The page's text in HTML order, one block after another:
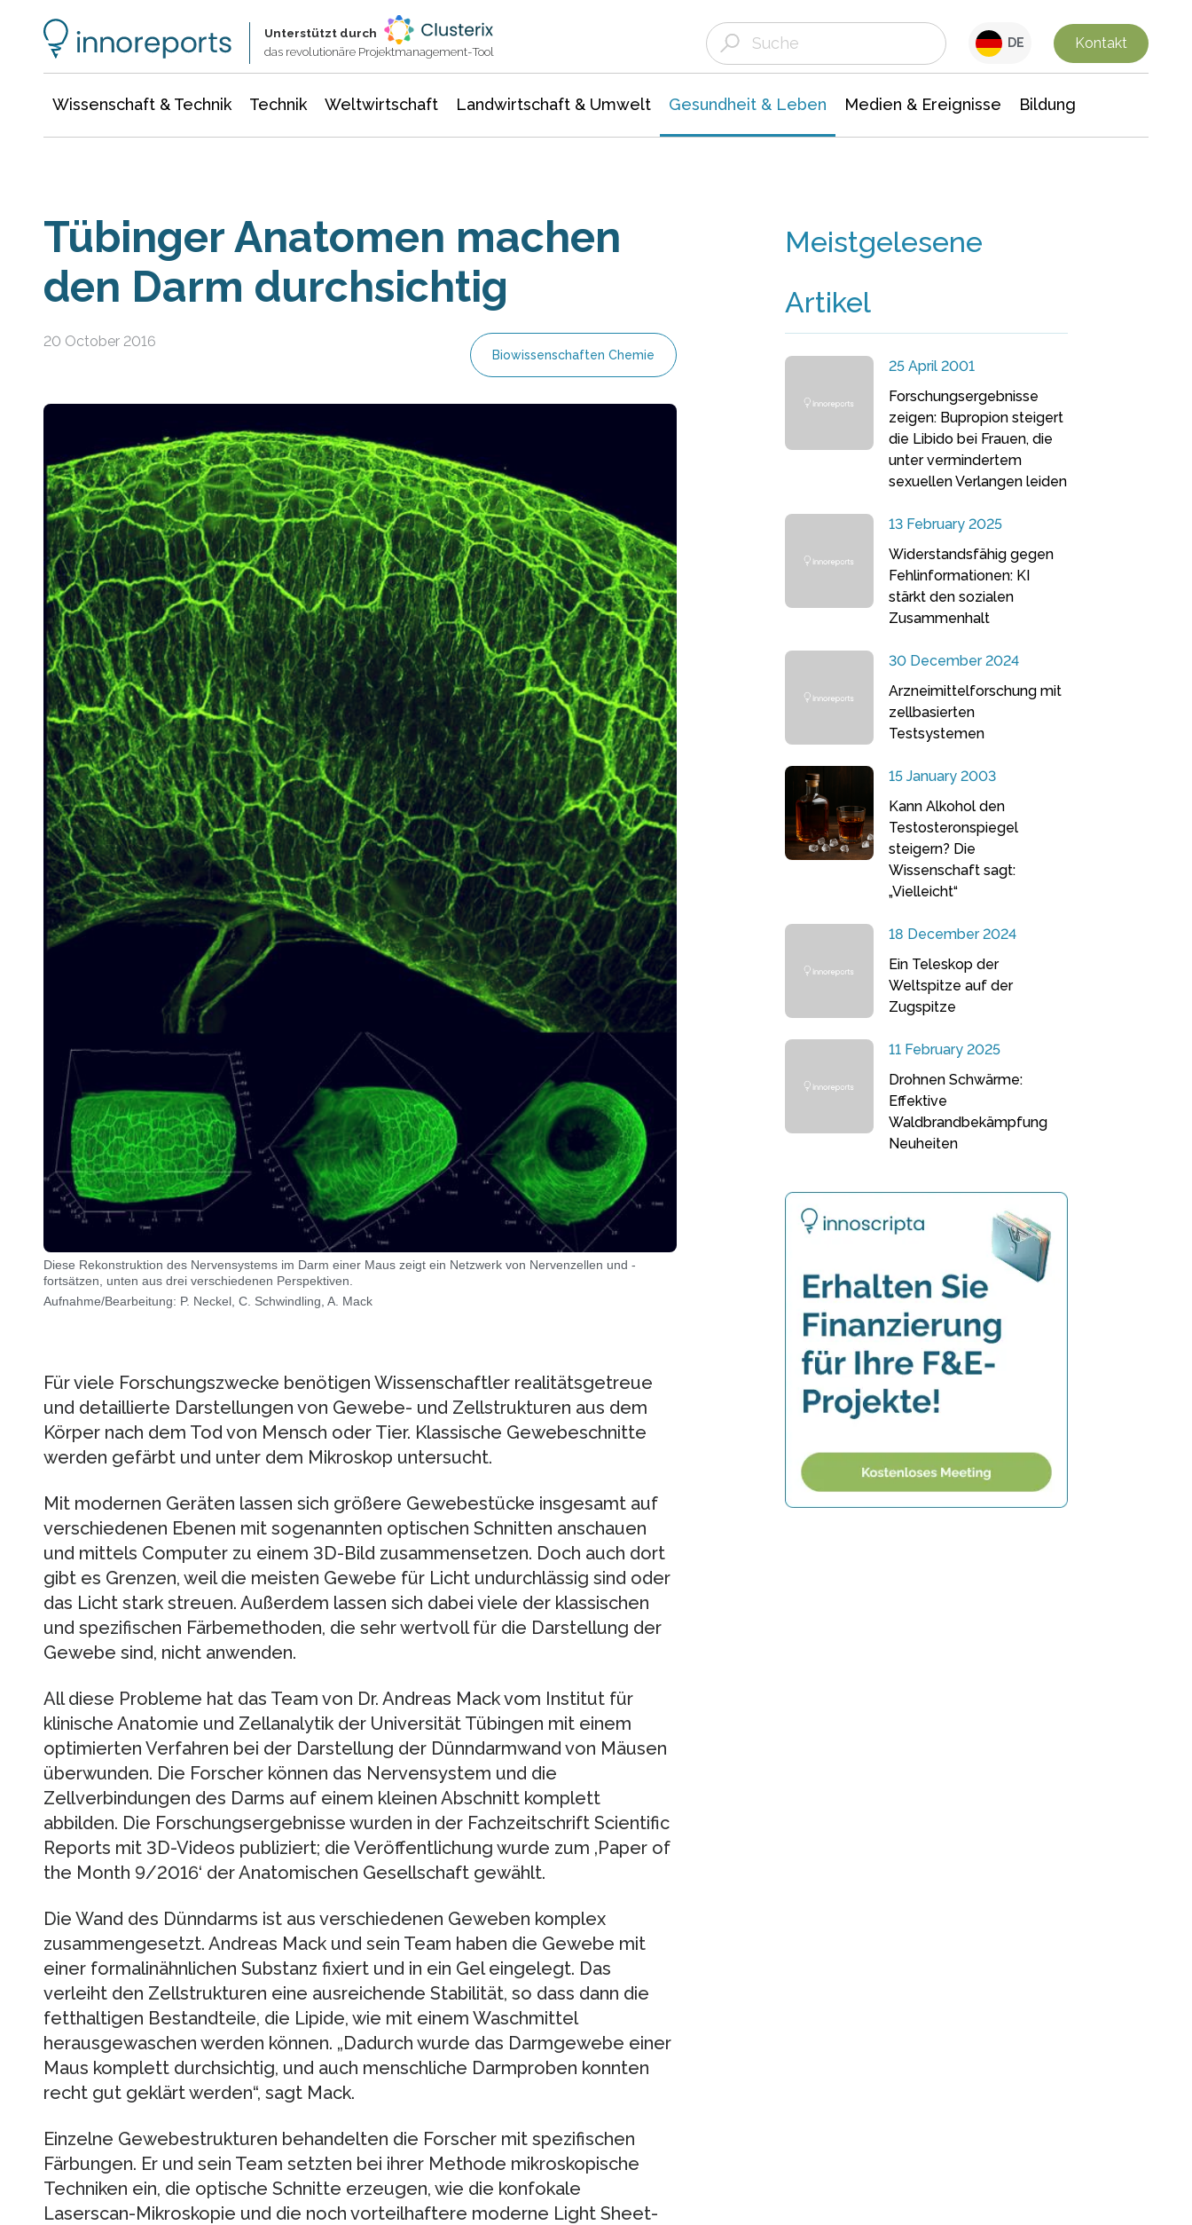
Unterstützt durch
das revolutionäre Projektmanagement-Tool
DE Kontakt
Wissenschaft & Technik Technik Weltwirtschaft Landwirtschaft & Umwelt Gesundheit & Leben Medien & Ereignisse Bildung
Tübinger Anatomen machen
den Darm durchsichtig
20 October 2016
Biowissenschaften Chemie
Diese Rekonstruktion des Nervensystems im Darm einer Maus zeigt ein Netzwerk von Nervenzellen und -
fortsätzen, unten aus drei verschiedenen Perspektiven.
Aufnahme/Bearbeitung: P. Neckel, C. Schwindling, A. Mack
Für viele Forschungszwecke benötigen Wissenschaftler realitätsgetreue
und detaillierte Darstellungen von Gewebe- und Zellstrukturen aus dem
Körper nach dem Tod von Mensch oder Tier. Klassische Gewebeschnitte
werden gefärbt und unter dem Mikroskop untersucht.
Mit modernen Geräten lassen sich größere Gewebestücke insgesamt auf
verschiedenen Ebenen mit sogenannten optischen Schnitten anschauen
und mittels Computer zu einem 3D-Bild zusammensetzen. Doch auch dort
gibt es Grenzen, weil die meisten Gewebe für Licht undurchlässig sind oder
das Licht stark streuen. Außerdem lassen sich dabei viele der klassischen
und spezifischen Färbemethoden, die sehr wertvoll für die Darstellung der
Gewebe sind, nicht anwenden.
All diese Probleme hat das Team von Dr. Andreas Mack vom Institut für
klinische Anatomie und Zellanalytik der Universität Tübingen mit einem
optimierten Verfahren bei der Darstellung der Dünndarmwand von Mäusen
überwunden. Die Forscher können das Nervensystem und die
Zellverbindungen des Darms auf einem kleinen Abschnitt komplett
abbilden. Die Forschungsergebnisse wurden in der Fachzeitschrift Scientific
Reports mit 3D-Videos publiziert; die Veröffentlichung wurde zum ‚Paper of
the Month 9/2016‘ der Anatomischen Gesellschaft gewählt.
Die Wand des Dünndarms ist aus verschiedenen Geweben komplex
zusammengesetzt. Andreas Mack und sein Team haben die Gewebe mit
einer formalinähnlichen Substanz fixiert und in ein Gel eingelegt. Das
verleiht den Zellstrukturen eine ausreichende Stabilität, so dass dann die
fetthaltigen Bestandteile, die Lipide, wie mit einem Waschmittel
herausgewaschen werden können. „Dadurch wurde das Darmgewebe einer
Maus komplett durchsichtig, und auch menschliche Darmproben konnten
recht gut geklärt werden“, sagt Mack.
Einzelne Gewebestrukturen behandelten die Forscher mit spezifischen
Färbungen. Er und sein Team setzten bei ihrer Methode mikroskopische
Techniken ein, die optische Schnitte erzeugen, wie die konfokale
Laserscan-Mikroskopie und die noch vorteilhaftere moderne Light Sheet-
Meistgelesene
Artikel
25 April 2001
Forschungsergebnisse
zeigen: Bupropion steigert
die Libido bei Frauen, die
unter vermindertem
sexuellen Verlangen leiden
13 February 2025
Widerstandsfähig gegen
Fehlinformationen: KI
stärkt den sozialen
Zusammenhalt
30 December 2024
Arzneimittelforschung mit
zellbasierten
Testsystemen
15 January 2003
Kann Alkohol den
Testosteronspiegel
steigern? Die
Wissenschaft sagt:
„Vielleicht“
18 December 2024
Ein Teleskop der
Weltspitze auf der
Zugspitze
11 February 2025
Drohnen Schwärme:
Effektive
Waldbrandbekämpfung
Neuheiten